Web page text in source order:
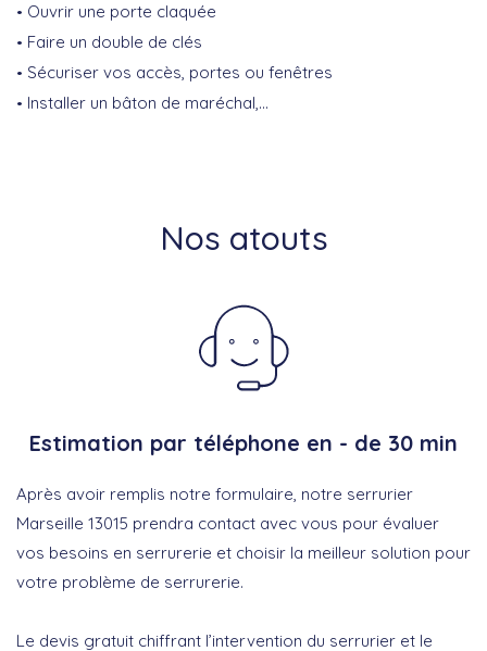
Ouvrir une porte claquée
Faire un double de clés
Sécuriser vos accès, portes ou fenêtres
Installer un bâton de maréchal,…
Nos atouts
Estimation par téléphone en - de 30 min
Après avoir remplis notre formulaire, notre serrurier
Marseille 13015 prendra contact avec vous pour évaluer
vos besoins en serrurerie et choisir la meilleur solution pour
votre problème de serrurerie.
Le devis gratuit chiffrant l’intervention du serrurier et le